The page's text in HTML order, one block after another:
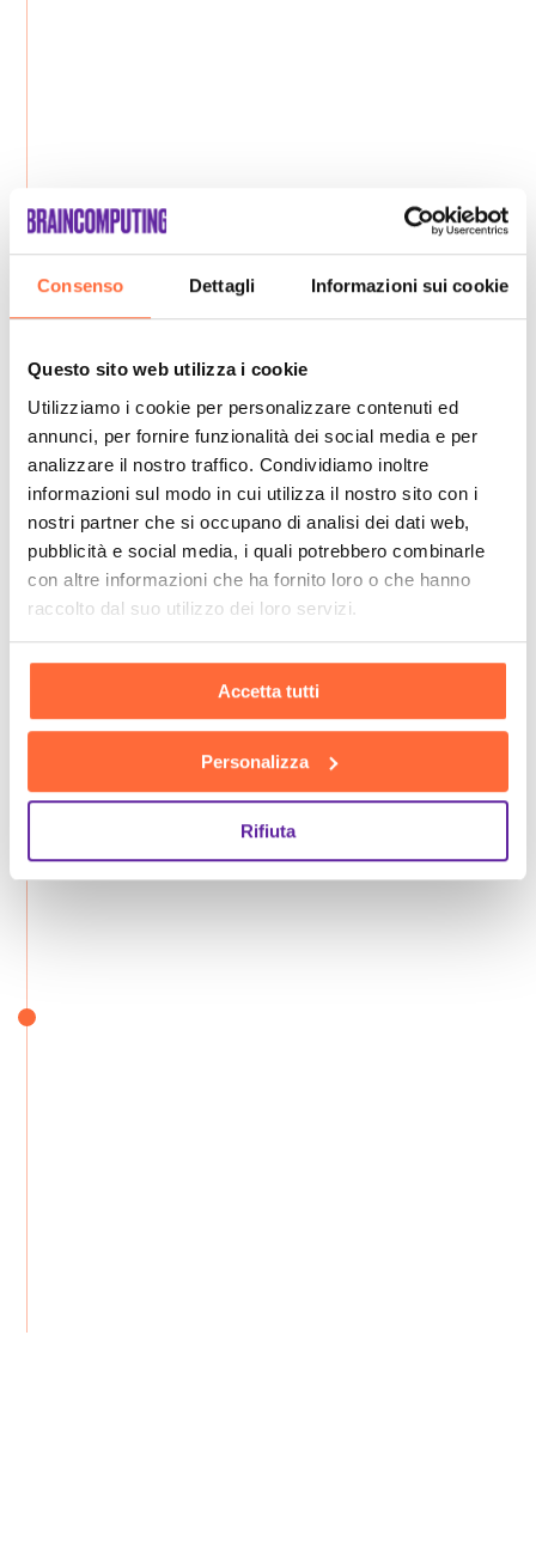
Consenso Dettagli Informazioni sui cookie
Questo sito web utilizza i cookie
Utilizziamo i cookie per personalizzare contenuti ed
annunci, per fornire funzionalità dei social media e per
analizzare il nostro traffico. Condividiamo inoltre
informazioni sul modo in cui utilizza il nostro sito con i
nostri partner che si occupano di analisi dei dati web,
pubblicità e social media, i quali potrebbero combinarle
con altre informazioni che ha fornito loro o che hanno
raccolto dal suo utilizzo dei loro servizi.
Accetta tutti
Personalizza
Rifiuta